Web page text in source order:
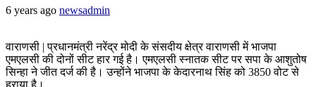
6 years ago newsadmin
वाराणसी | प्रधानमंत्री नरेंद्र मोदी के संसदीय क्षेत्र वाराणसी में भाजपा
एमएलसी की दोनों सीट हार गई है। एमएलसी स्नातक सीट पर सपा के आशुतोष
सिन्हा ने जीत दर्ज की है। उन्होंने भाजपा के केदारनाथ सिंह को 3850 वोट से
हराया है।